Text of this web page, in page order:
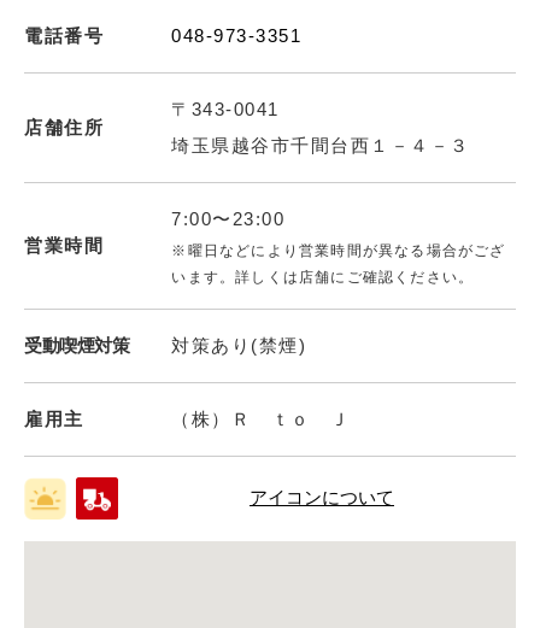
電話番号 048-973-3351
店舗住所
〒343-0041
埼玉県越谷市千間台西１－４－３
営業時間
7:00〜23:00
※曜日などにより営業時間が異なる場合がござ
います。詳しくは店舗にご確認ください。
受動喫煙対策 対策あり(禁煙)
雇用主 （株）Ｒ ｔｏ Ｊ
アイコンについて